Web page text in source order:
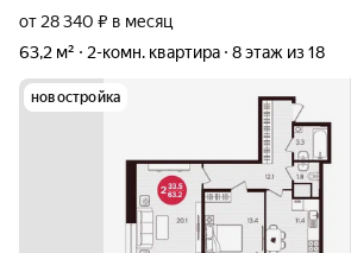
от 28 340 ₽ в месяц
63,2 м²
2-комн. квартира 8 этаж из 18
новостройка